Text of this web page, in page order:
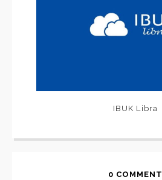
IBUK Libra
0 COMMENT